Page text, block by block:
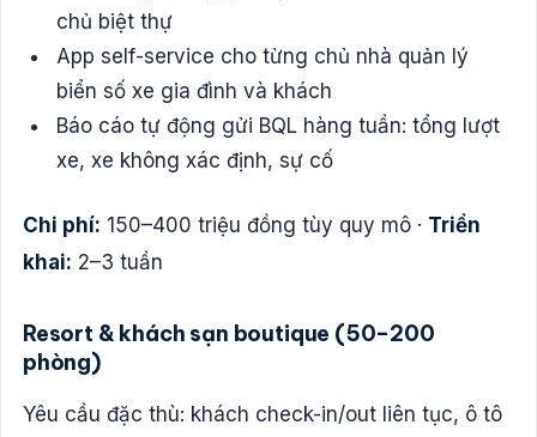
chủ biệt thự
App self-service cho từng chủ nhà quản lý
biển số xe gia đình và khách
Báo cáo tự động gửi BQL hàng tuần: tổng lượt
xe, xe không xác định, sự cố
Chi phí: 150–400 triệu đồng tùy quy mô · Triển
khai: 2–3 tuần
Resort & khách sạn boutique (50–200
phòng)
Yêu cầu đặc thù: khách check-in/out liên tục, ô tô